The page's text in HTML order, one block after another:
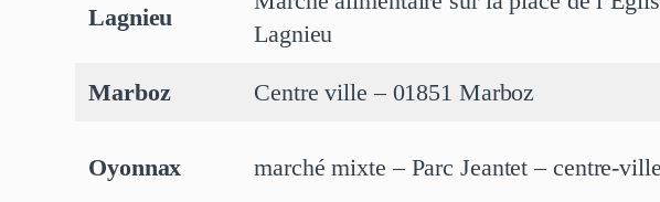
Lagnieu
Lagnieu
Marboz Centre ville – 01851 Marboz
Oyonnax marché mixte – Parc Jeantet – centre-